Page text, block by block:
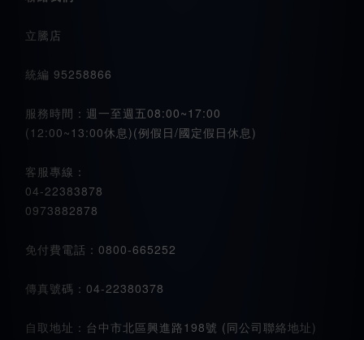
立騰店
統編 95258866
服務時間：週一至週五08:00~17:00
(12:00~13:00休息)(例假日/國定假日休息)
客服專線：
04-22383878
0973882878
免付費電話：0800-665252
傳真號碼：04-22380378
自取地址：台中市北區興進路198號 (同公司聯絡地址)